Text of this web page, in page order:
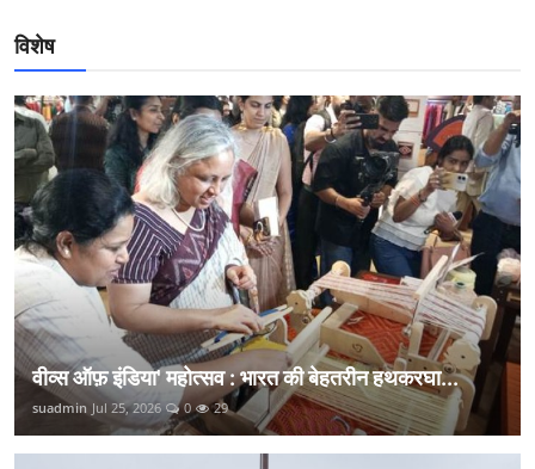
विशेष
वीव्स ऑफ़ इंडिया' महोत्सव : भारत की बेहतरीन हथकरघा...
suadmin Jul 25, 2026 0 29